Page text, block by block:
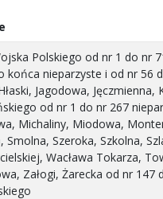
Polskiego od nr 1 do nr
końca nieparzyste i od nr 56
Jagodowa,
od nr 1 do nr 267
Michaliny, Miodowa,
Smolna, Szeroka, Szkolna,
Wacława Tokarza,
Załogi, Żarecka od nr